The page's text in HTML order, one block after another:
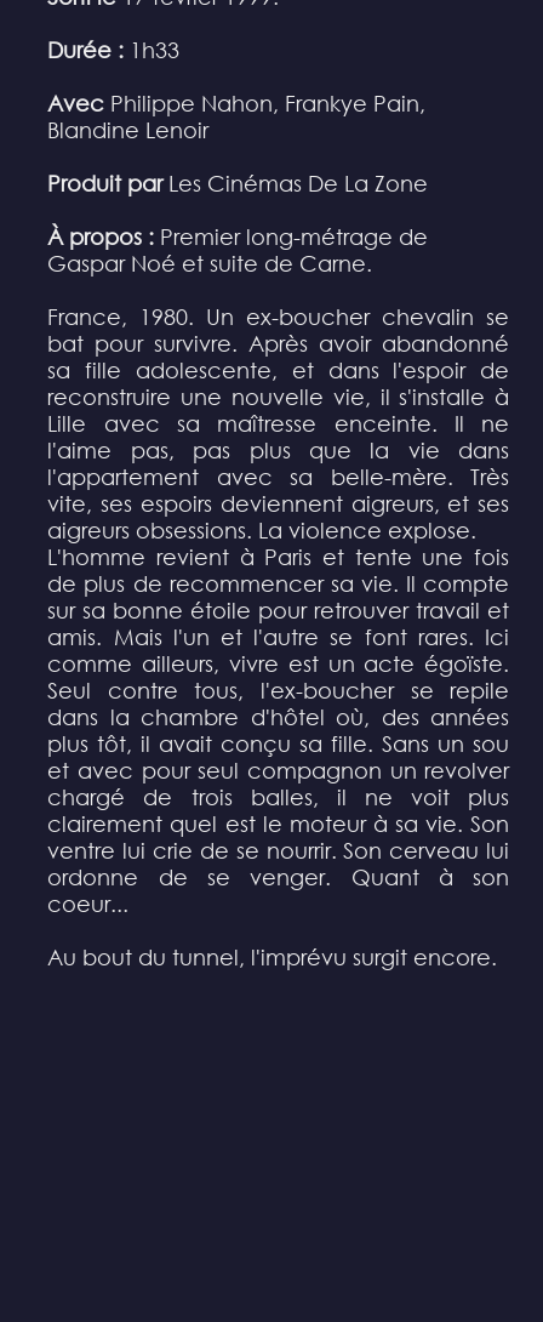
Durée : 1h33
Avec Philippe Nahon, Frankye Pain,
Blandine Lenoir
Produit parLes Cinémas De La Zone
À propos : Premier long-métrage de
Gaspar Noé et suite de Carne.
France, 1980. Un ex-boucher chevalin se
bat pour survivre. Après avoir abandonné
sa fille adolescente, et dans l'espoir de
reconstruire une nouvelle vie, il s'installe à
Lille avec sa maîtresse enceinte. Il ne
l'aime pas, pas plus que la vie dans
l'appartement avec sa belle-mère. Très
vite, ses espoirs deviennent aigreurs, et ses
aigreurs obsessions. La violence explose.
L'homme revient à Paris et tente une fois
de plus de recommencer sa vie. Il compte
sur sa bonne étoile pour retrouver travail et
amis. Mais l'un et l'autre se font rares. Ici
comme ailleurs, vivre est un acte égoïste.
Seul contre tous, l'ex-boucher se repile
dans la chambre d'hôtel où, des années
plus tôt, il avait conçu sa fille. Sans un sou
et avec pour seul compagnon un revolver
chargé de trois balles, il ne voit plus
clairement quel est le moteur à sa vie. Son
ventre lui crie de se nourrir. Son cerveau lui
ordonne de se venger. Quant à son
coeur...
Au bout du tunnel, l'imprévu surgit encore.